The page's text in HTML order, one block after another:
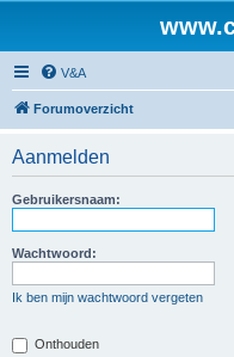
V&A
Forumoverzicht
Aanmelden
Gebruikersnaam:
Wachtwoord:
Ik ben mijn wachtwoord vergeten
Onthouden